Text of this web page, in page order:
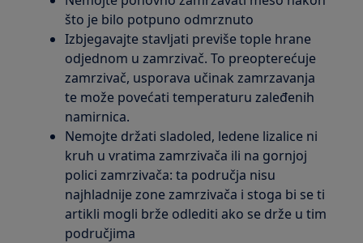
što je bilo potpuno odmrznuto
Izbjegavajte stavljati previše tople hrane
odjednom u zamrzivač. To preopterećuje
zamrzivač, usporava učinak zamrzavanja
te može povećati temperaturu zaleđenih
namirnica.
Nemojte držati sladoled, ledene lizalice ni
kruh u vratima zamrzivača ili na gornjoj
polici zamrzivača: ta područja nisu
najhladnije zone zamrzivača i stoga bi se ti
artikli mogli brže odlediti ako se drže u tim
područjima